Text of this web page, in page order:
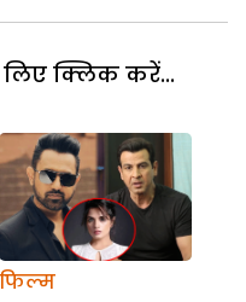
क्लिक करें...
फिल्म